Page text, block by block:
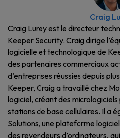
Craig
Craig Lurey est le directeur
Keeper Security. Craig dirige
logicielle et technologique de
des partenaires commerciaux
d’entreprises réussies depuis
Keeper, Craig a travaillé chez
logiciel, créant des
stations de base cellulaires. Il a
Solutions, une plateforme
des revendeurs d’ordinateurs,